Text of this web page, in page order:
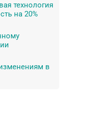
технология
на 20%
в